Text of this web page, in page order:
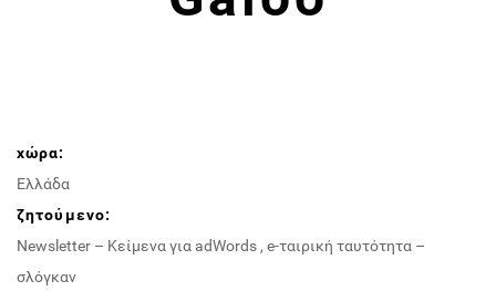
χώρα:
Ελλάδα
ζητούμενο:
Newsletter – Κείμενα για adWords , e-ταιρική ταυτότητα –
σλόγκαν